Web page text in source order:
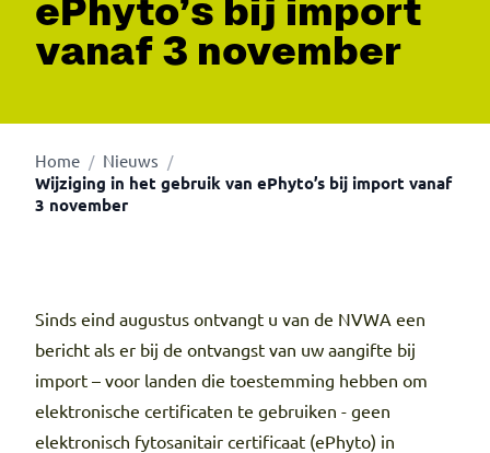
ePhyto’s bij import
vanaf 3 november
Home / Nieuws /
Wijziging in het gebruik van ePhyto’s bij import vanaf
3 november
Sinds eind augustus ontvangt u van de NVWA een
bericht als er bij de ontvangst van uw aangifte bij
import – voor landen die toestemming hebben om
elektronische certificaten te gebruiken - geen
elektronisch fytosanitair certificaat (ePhyto) in